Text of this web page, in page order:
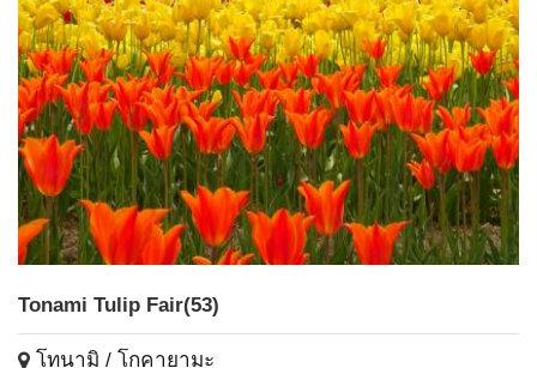
Tonami Tulip Fair(53)
โทนามิ / โกคายามะ